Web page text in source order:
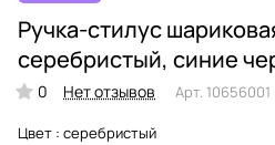
Ручка-стилус
серебристый, синие
0 Нет отзывов Арт. 10656001
Цвет : серебристый